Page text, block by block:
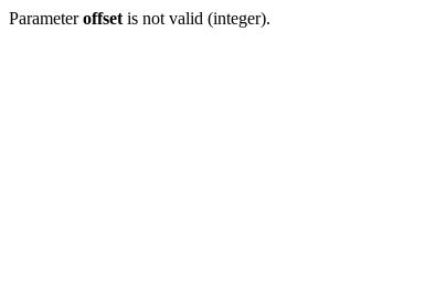
Parameteroffset is not valid (integer).